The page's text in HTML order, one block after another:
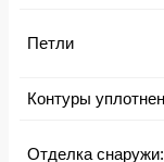
Петли
Контуры
Отделка снаружи: